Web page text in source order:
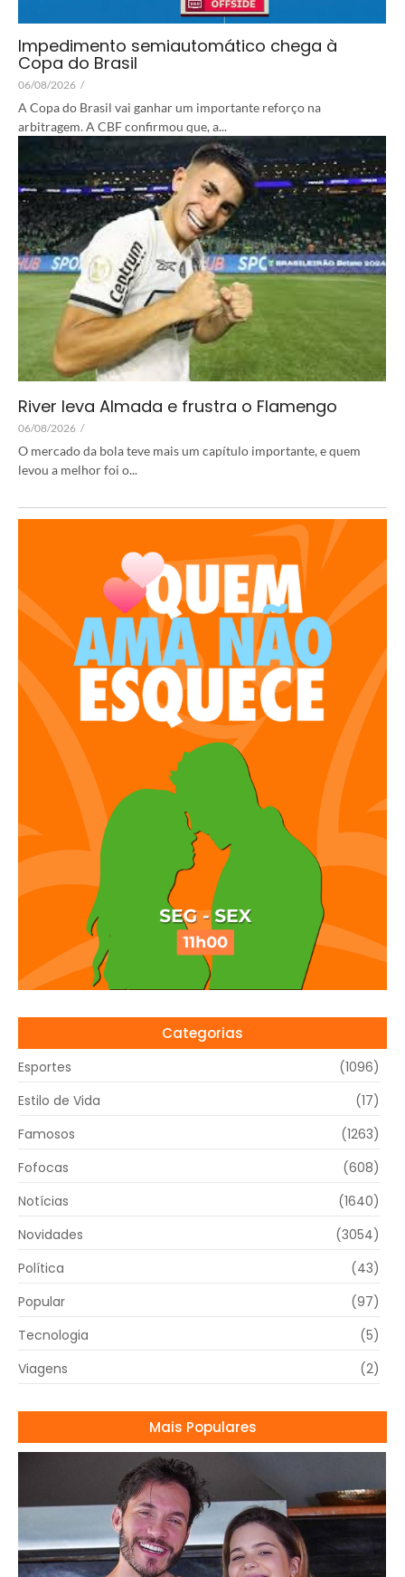
Impedimento semiautomático chega à
Copa do Brasil
06/08/2026 /
A Copa do Brasil vai ganhar um importante reforço na
arbitragem. A CBF confirmou que, a...
River leva Almada e frustra o Flamengo
06/08/2026 /
O mercado da bola teve mais um capítulo importante, e quem
levou a melhor foi o...
Mais Populares
Categorias
Esportes
(1096)
Estilo de Vida
(17)
Famosos
(1263)
Fofocas
(608)
Notícias
(1640)
Novidades
(3054)
Política
(43)
Popular
(97)
Tecnologia
(5)
Viagens
(2)